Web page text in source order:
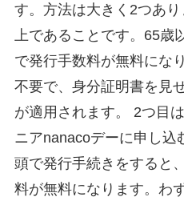
す。方法は大きく2つあ
上であることです。65歳
で発行手数料が無料にな
不要で、身分証明書を見
が適用されます。 2つ目
ニアnanacoデーに申し込
頭で発行手続きをすると
料が無料になります。わ